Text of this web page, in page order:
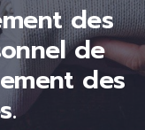
des
de
des